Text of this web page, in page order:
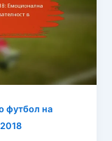
футбол на